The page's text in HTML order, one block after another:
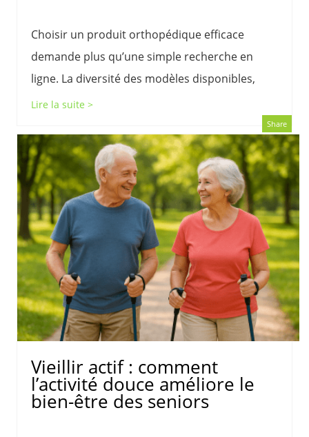
Choisir un produit orthopédique efficace
demande plus qu’une simple recherche en
ligne. La diversité des modèles disponibles,
Lire la suite >
Share
Vieillir actif : comment
l’activité douce améliore le
bien-être des seniors